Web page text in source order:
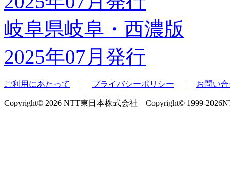
岐阜県岐阜・西濃版
2025年07月発行
ご利用にあたって | プライバシーポリシー | お問い
Copyright© 2026 NTT東日本株式会社 Copyright© 1999-